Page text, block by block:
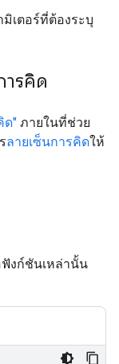
มิเตอร์ที่ต้องระบุ
ารคิด
ด" ภายในที่ช่วย
ลายเซ็นการคิดให้
งก์ชันเหล่านั้น